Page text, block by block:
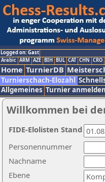
Logged on: Gast
Arabic ARM AZE BIH BUL CAT CHN CRO
Home TurnierDB
Turnierschach-Elozahl
Allgemeines Turnier
Willkommen bei
Nachname
Ebene
Personennummer
FIDE-Elolisten Stand